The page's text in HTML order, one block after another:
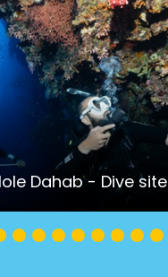
Dahab - Dive site